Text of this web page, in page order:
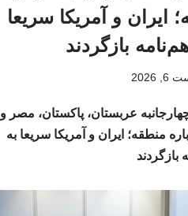
ایران و آمریکا سریعا
بازگردند
2026
عربستان، پاکستان، مصر و
منطقه؛ ایران و آمریکا سریعا به
بازگردند